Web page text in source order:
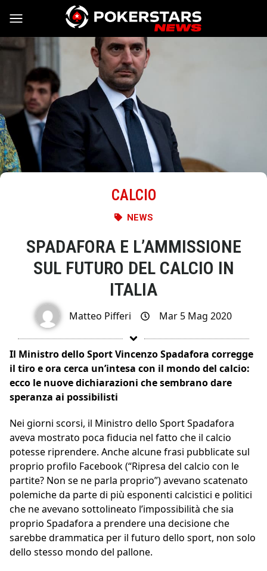
Vai al contenuto
CALCIO
NEWS
SPADAFORA E L’AMMISSIONE
SUL FUTURO DEL CALCIO IN
ITALIA
Matteo Pifferi Mar 5 Mag 2020
Il Ministro dello Sport Vincenzo Spadafora corregge
il tiro e ora cerca un’intesa con il mondo del calcio:
ecco le nuove dichiarazioni che sembrano dare
speranza ai possibilisti
Nei giorni scorsi, il Ministro dello Sport Spadafora
aveva mostrato poca fiducia nel fatto che il calcio
potesse riprendere. Anche alcune frasi pubblicate sul
proprio profilo Facebook (“Ripresa del calcio con le
partite? Non se ne parla proprio”) avevano scatenato
polemiche da parte di più esponenti calcistici e politici
che ne avevano sottolineato l’impossibilità che sia
proprio Spadafora a prendere una decisione che
sarebbe drammatica per il futuro dello sport, non solo
dello stesso mondo del pallone.